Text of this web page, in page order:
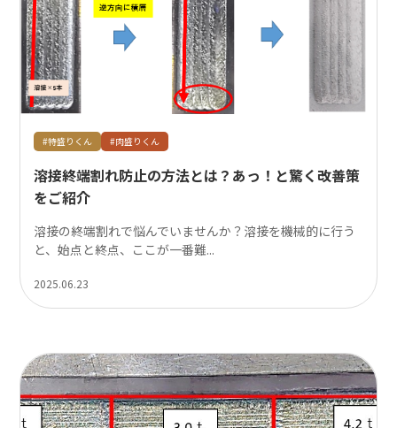
2025.06.23
#特盛りくん #肉盛りくん
溶接終端割れ防止の方法とは？あっ！と驚く改善策
をご紹介
溶接の終端割れで悩んでいませんか？溶接を機械的に行う
と、始点と終点、ここが一番難...